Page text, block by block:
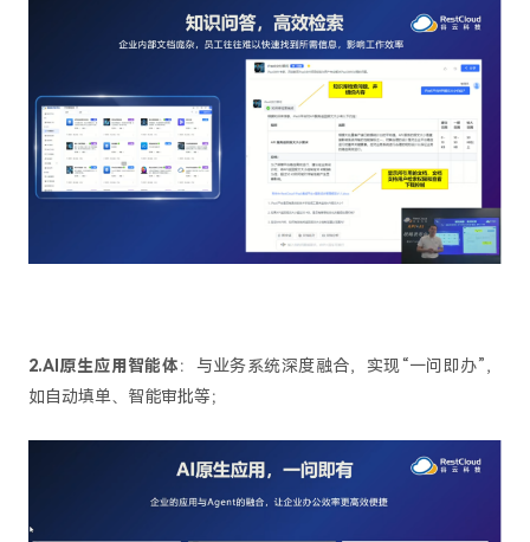
2.AI原生应用智能体：与业务系统深度融合，实现“一问即办”，
如自动填单、智能审批等；